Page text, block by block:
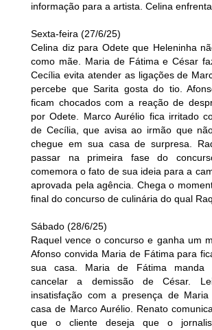
informação para a artista. Celina
Sexta-feira (27/6/25)
Celina diz para Odete que Heleninha
como mãe. Maria de Fátima e César
Cecília evita atender as ligações de
percebe que Sarita gosta do tio.
ficam chocados com a reação de
por Odete. Marco Aurélio fica irritado
de Cecília, que avisa ao irmão que
chegue em sua casa de surpresa.
passar na primeira fase do
comemora o fato de sua ideia para a
aprovada pela agência. Chega o
final do concurso de culinária do qual
Sábado (28/6/25)
Raquel vence o concurso e ganha um
Afonso convida Maria de Fátima para
sua casa. Maria de Fátima manda
cancelar a demissão de César.
insatisfação com a presença de
casa de Marco Aurélio. Renato
que o cliente deseja que o